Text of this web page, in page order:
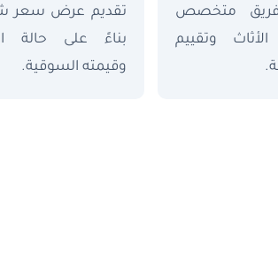
فريق متخصص
الأثاث وتقييم
تقديم عرض سعر
بناءً على حالة
وقيمته السوقية.